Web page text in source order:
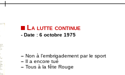
La lutte continue
- Date : 6 octobre 1975
– Non à l’embrigadement par le sport
– Il a encore tué
– Tous à la fête Rouge